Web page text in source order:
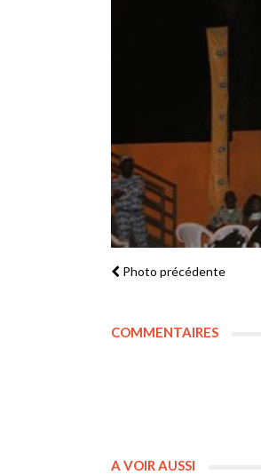
Photo précédente
COMMENTAIRES
A VOIR AUSSI